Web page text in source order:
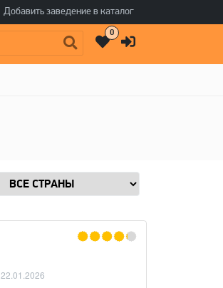
Добавить заведение в каталог
0
22.01.2026